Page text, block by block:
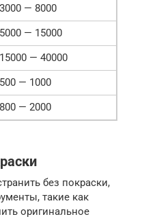
3000 — 8000
5000 — 15000
15000 — 40000
500 — 1000
800 — 2000
без покраски,
такие как
оригинальное